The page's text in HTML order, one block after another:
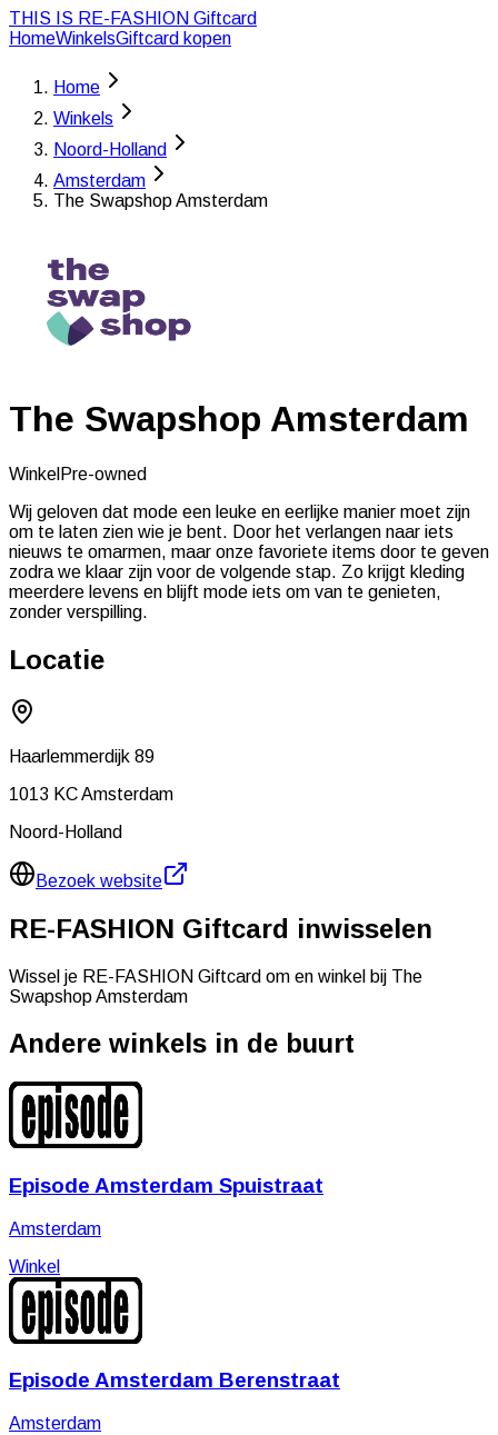
THIS IS RE-FASHION Giftcard
HomeWinkelsGiftcard kopen
Home
Winkels
Noord-Holland
Amsterdam
The Swapshop Amsterdam
The Swapshop Amsterdam
Winkel Pre-owned
Wij geloven dat mode een leuke en eerlijke manier moet zijn
om te laten zien wie je bent. Door het verlangen naar iets
nieuws te omarmen, maar onze favoriete items door te geven
zodra we klaar zijn voor de volgende stap. Zo krijgt kleding
meerdere levens en blijft mode iets om van te genieten,
zonder verspilling.
Locatie
Haarlemmerdijk 89
1013 KCAmsterdam
Noord-Holland
Bezoek website
RE-FASHION Giftcard inwisselen
Wissel je RE-FASHION Giftcard om en winkel bij The
Swapshop Amsterdam
Andere winkels in de buurt
Episode Amsterdam Spuistraat
Amsterdam
Winkel
Episode Amsterdam Berenstraat
Amsterdam